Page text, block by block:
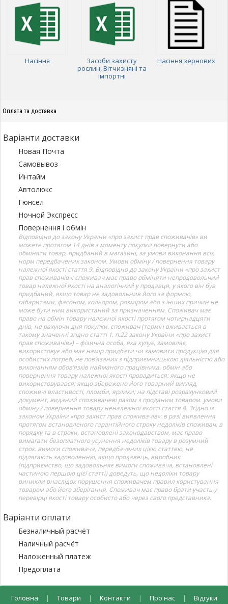
Насіння
Засоби захисту
рослин, Вітчизняні та
імпортні
Насіння зернових
Оплата та доставка
Варіанти доставки
Новая Почта
Самовывоз
Интайм
Автолюкс
Гюнсел
Ночной Экспресс
Повернення і обмін
Відповідно до закону України «про захист прав споживачів» ви
можете протягом 14 днів з моменту покупки повернути або
обміняти товар, придбаний в магазині, за умови виконання всіх
норм передбачених законом. Умови обміну / повернення товару
належної якості стаття 9. Відповідно до закону України «про захист
прав споживачів»: споживач має право обміняти непродовольчий
товар належної якості на аналогічний у продавця, у якого він був
придбаний, якщо товар не задовольнив його за формою,
габаритами, фасоном, кольором, розміром або з інших причин не
може бути ним використаний за призначенням. Споживач має
право на обмін товару належної якості протягом чотирнадцяти
днів, не рахуючи дня покупки. споживач (термін вживається в
такому значенні згідно статті 1. п.22 закону України «про захист
прав споживачів») – фізична особа, яка купує, замовляє,
використовує або має намір придбати чи замовити продукцію для
особистих потреб, не пов’язаних з підприємницькою діяльністю або
виконанням обов’язків найманого працівника. обмін або
повернення товару належної якості провадиться: якщо не
використовувався; якщо збережено його товарний вигляд,
споживчі властивості, пломби, ярлики; на підставі розрахунковий
документ, виданий споживачеві разом з проданим товаром. умови
обміну / повернення товару неналежної якості стаття 8. Згідно із
законом України «про захист прав споживачів»: в разі виявлення
протягом встановленого гарантійного строку недоліків споживач, в
порядку та в строки, встановлені законодавством, має право
вимагати безоплатного усунення недоліків товару в розумний
строк. вимоги споживача, передбачених цією статтею, не
підлягають задоволенню, якщо продавець, виробник
(підприємство, що задовольняє вимоги споживача, встановлені
частиною першою цієї статті) доведуть, що недоліки товару
виникли внаслідок порушення споживачем правил користування
товаром або його зберігання. Споживач має право брати участь у
перевірці якості товару особисто або через свого представника.
Варіанти оплати
Безналичный расчёт
Наличный расчёт
Наложенный платеж
Предоплата
Головна | Товари | Контакти | Про нас | Відгуки